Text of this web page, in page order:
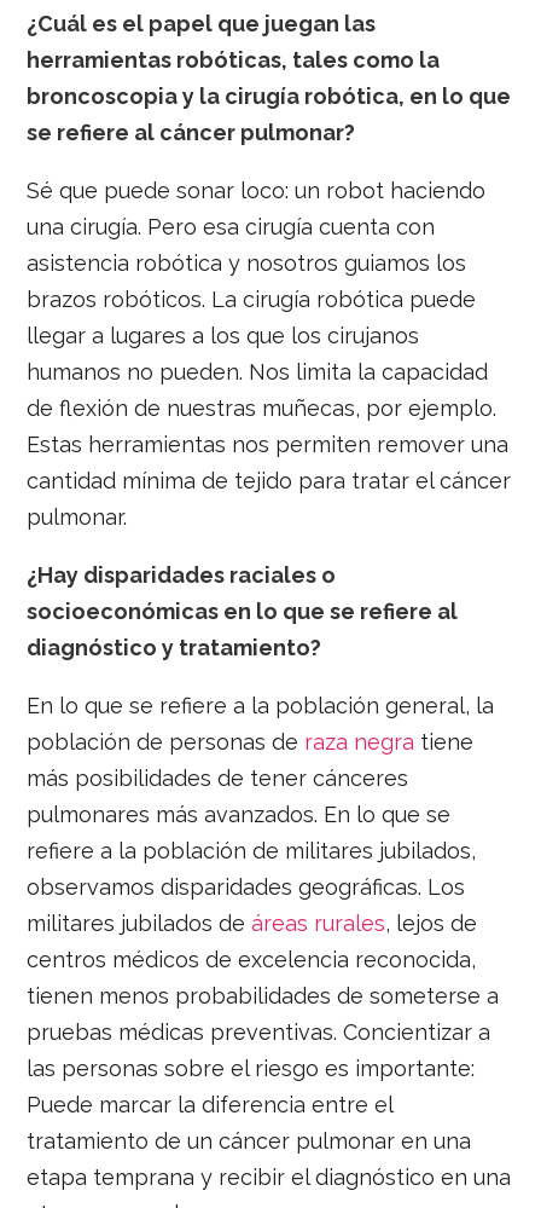
¿Cuál es el papel que juegan las
herramientas robóticas, tales como la
broncoscopia y la cirugía robótica, en lo que
se refiere al cáncer pulmonar?
Sé que puede sonar loco: un robot haciendo
una cirugía. Pero esa cirugía cuenta con
asistencia robótica y nosotros guiamos los
brazos robóticos. La cirugía robótica puede
llegar a lugares a los que los cirujanos
humanos no pueden. Nos limita la capacidad
de flexión de nuestras muñecas, por ejemplo.
Estas herramientas nos permiten remover una
cantidad mínima de tejido para tratar el cáncer
pulmonar.
¿Hay disparidades raciales o
socioeconómicas en lo que se refiere al
diagnóstico y tratamiento?
En lo que se refiere a la población general, la
población de personas de raza negra tiene
más posibilidades de tener cánceres
pulmonares más avanzados. En lo que se
refiere a la población de militares jubilados,
observamos disparidades geográficas. Los
militares jubilados deáreas rurales, lejos de
centros médicos de excelencia reconocida,
tienen menos probabilidades de someterse a
pruebas médicas preventivas. Concientizar a
las personas sobre el riesgo es importante:
Puede marcar la diferencia entre el
tratamiento de un cáncer pulmonar en una
etapa temprana y recibir el diagnóstico en una